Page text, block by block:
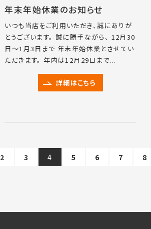
年末年始休業のお知らせ
いつも当店をご利用いただき、誠にありが
とうございます。 誠に勝手ながら、 12月30
日～1月3日まで 年末年始休業とさせてい
ただきます。 年内は12月29日まで...
詳細はこちら
2 3 4 5 6 7 8